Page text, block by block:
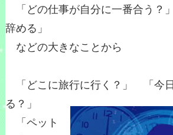
「どの仕事が自分に一番合う？
辞める」
などの大きなことから
「どこに旅行に行く？」 「今
る？」
「ペット